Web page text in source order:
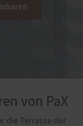
von PaX
die Terrasse der